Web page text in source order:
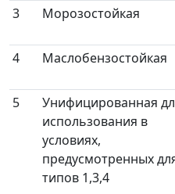
3
Морозостойкая
4
Маслобензостойкая
5
Унифицированная
использования в
условиях,
предусмотренных
типов 1,3,4